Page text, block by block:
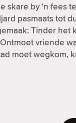
skare by 'n fees
pasmaats tot
Tinder
vriende
moet